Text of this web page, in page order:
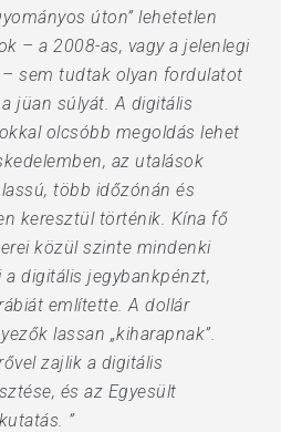
úton” lehetetlen
– a 2008-as, vagy a jelenlegi
sem tudtak olyan fordulatot
jüan súlyát. A digitális
olcsóbb megoldás lehet
az utalások
több időzónán és
keresztül történik. Kína fő
közül szinte mindenki
digitális jegybankpénzt,
említette. A dollár
lassan „kiharapnak”.
zajlik a digitális
és az Egyesült
”